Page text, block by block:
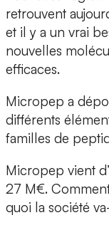
retrouvent
et il y a un vrai
nouvelles
efficaces.
Micropep a
différents
familles de
Micropep vient
27 M€.
quoi la société